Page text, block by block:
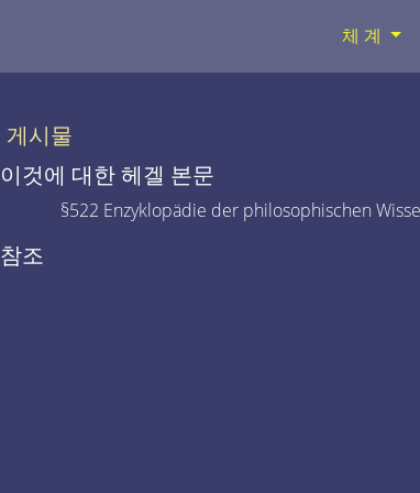
체계
게시물
이것에 대한 헤겔 본문
§522 Enzyklopädie der philosophischen
참조